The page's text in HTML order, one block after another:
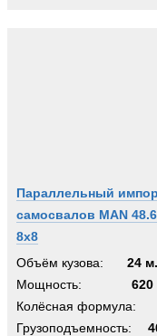
Параллельный
самосвалов MAN
8x8
Объём кузова:
24
Мощность:
620
Колёсная формула:
Грузоподъемность: